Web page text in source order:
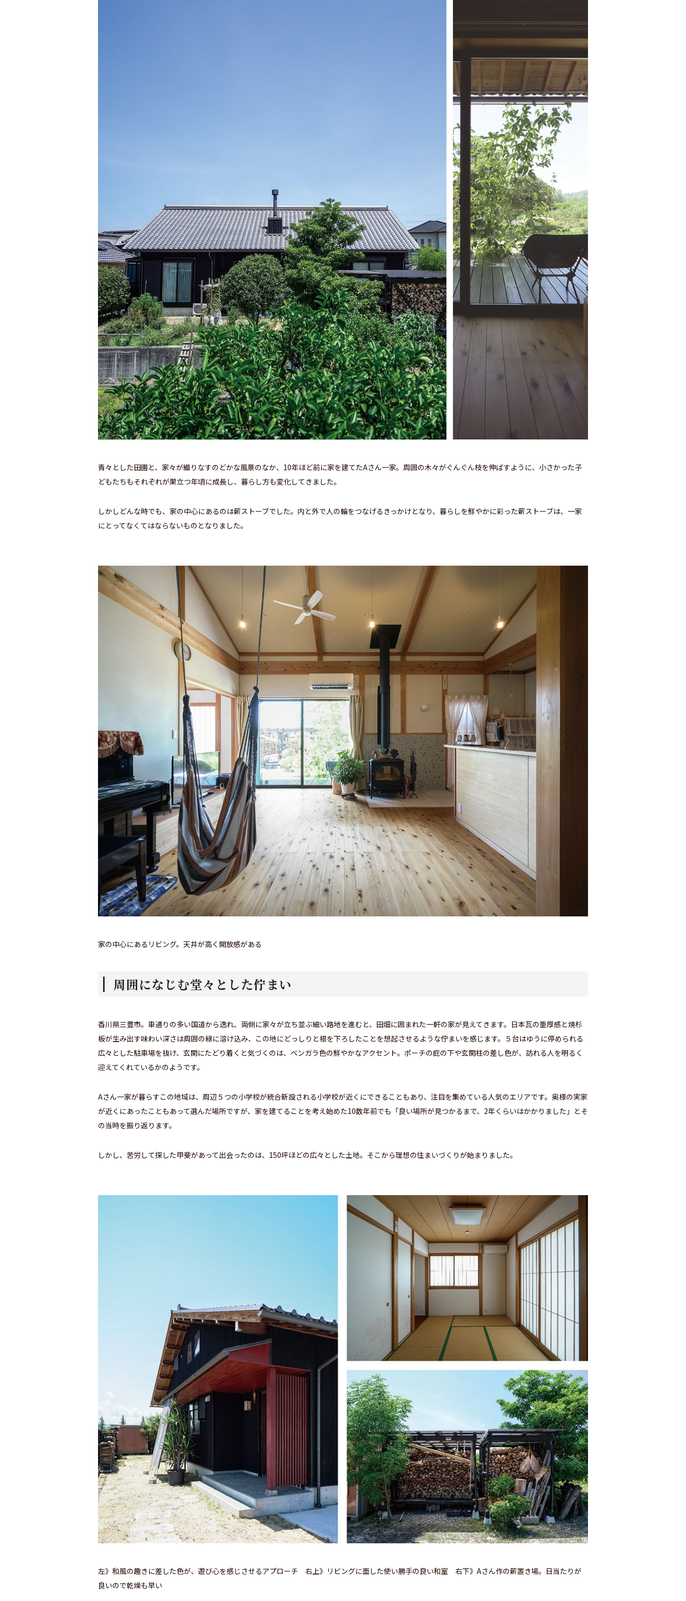
青々とした田園と、家々が織りなすのどかな風景のなか、10年ほど前に家を建てたAさん一家。周囲の木々がぐんぐん枝を伸ばすように、小さかった子
どもたちもそれぞれが巣立つ年頃に成長し、暮らし方も変化してきました。
しかしどんな時でも、家の中心にあるのは薪ストーブでした。内と外で人の輪をつなげるきっかけとなり、暮らしを鮮やかに彩った薪ストーブは、一家
にとってなくてはならないものとなりました。
家の中心にあるリビング。天井が高く開放感がある
周囲になじむ堂々とした佇まい
香川県三豊市。車通りの多い国道から逸れ、両側に家々が立ち並ぶ細い路地を進むと、田畑に囲まれた一軒の家が見えてきます。日本瓦の重厚感と焼杉
板が生み出す味わい深さは周囲の緑に溶け込み、この地にどっしりと根を下ろしたことを想起させるような佇まいを感じます。５台はゆうに停められる
広々とした駐車場を抜け、玄関にたどり着くと気づくのは、ベンガラ色の鮮やかなアクセント。ポーチの庇の下や玄関柱の差し色が、訪れる人を明るく
迎えてくれているかのようです。
Aさん一家が暮らすこの地域は、周辺５つの小学校が統合新設される小学校が近くにできることもあり、注目を集めている人気のエリアです。奥様の実家
が近くにあったこともあって選んだ場所ですが、家を建てることを考え始めた10数年前でも「良い場所が見つかるまで、2年くらいはかかりました」とそ
の当時を振り返ります。
しかし、苦労して探した甲斐があって出会ったのは、150坪ほどの広々とした土地。そこから理想の住まいづくりが始まりました。
左》和風の趣きに差した色が、遊び心を感じさせるアプローチ 右上》リビングに面した使い勝手の良い和室 右下》Aさん作の薪置き場。日当たりが
良いので乾燥も早い